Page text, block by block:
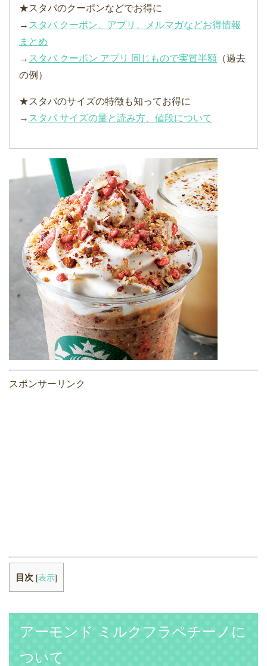
★スタバのクーポンなどでお得に
→ スタバ クーポン、アプリ、メルマガなどお得情報
まとめ
→ スタバ クーポン アプリ 同じもので実質半額 （過去
の例）
★スタバのサイズの特徴も知ってお得に
→ スタバ サイズの量と読み方、値段について
スポンサーリンク
目次 [表示]
アーモンド ミルクフラペチーノに
ついて